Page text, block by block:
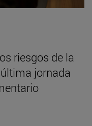
riesgos de la
jornada